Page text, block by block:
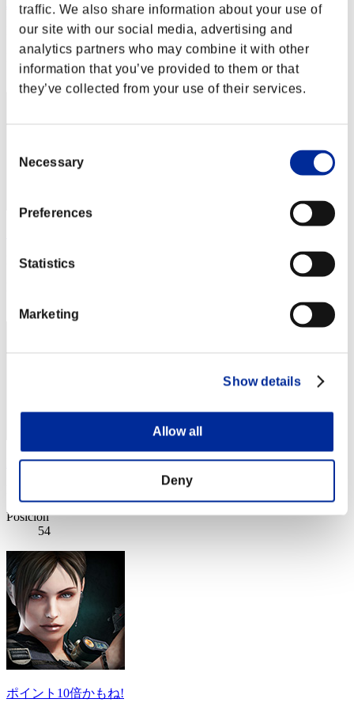
traffic. We also share information about your use of
our site with our social media, advertising and
analytics partners who may combine it with other
information that you’ve provided to them or that
they’ve collected from your use of their services.
Selection
Necessary
Preferences
Statistics
Marketing
Show details
Allow all
Deny
Jonnymk1
Puntos:Lv:70/03'18"82
Posición
52
Puntos:Lv:70/07'54"79
Peruanoonline4791
Posición
54
ポイント10倍かもね!